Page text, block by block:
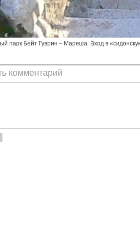
парк Бейт Гуврин – Мареша. Вход в
комментарий